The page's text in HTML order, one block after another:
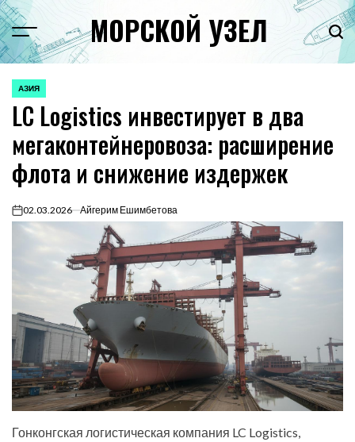
Перейти
к
содержимому
Menu МОРСКОЙ УЗЕЛ
ОПУБЛИКОВАНО
В
АЗИЯ
LC Logistics инвестирует в два
мегаконтейнеровоза: расширение
флота и снижение издержек
on02.03.2026 Айгерим Ешимбетова
Гонконгская логистическая компания LC Logistics,